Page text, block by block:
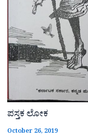
ಪಸ್ತಕ ಲೋಕ
October 26, 2019